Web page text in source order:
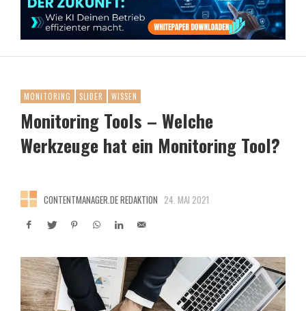
MONITORING SLIDER WISSEN
Monitoring Tools – Welche
Werkzeuge hat ein Monitoring Tool?
CONTENTMANAGER.DE REDAKTION 24. MAI 2021